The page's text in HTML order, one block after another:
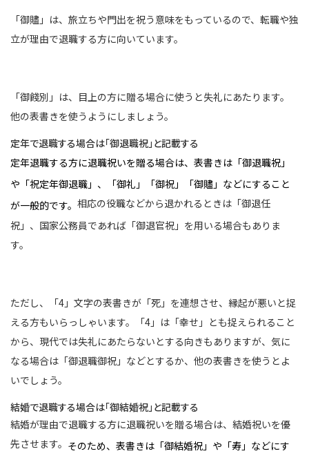
「御贐」は、旅立ちや門出を祝う意味をもっているので、転職や独
立が理由で退職する方に向いています。
「御餞別」は、目上の方に贈る場合に使うと失礼にあたります。
他の表書きを使うようにしましょう。
定年で退職する場合は「御退職祝」と記載する
定年退職する方に退職祝いを贈る場合は、表書きは「御退職祝」
や「祝定年御退職」、「御礼」「御祝」「御贐」などにすること
が一般的です。 相応の役職などから退かれるときは「御退任
祝」、国家公務員であれば「御退官祝」を用いる場合もありま
す。
ただし、「4」文字の表書きが「死」を連想させ、縁起が悪いと捉
える方もいらっしゃいます。「4」は「幸せ」とも捉えられること
から、現代では失礼にあたらないとする向きもありますが、気に
なる場合は「御退職御祝」などとするか、他の表書きを使うとよ
いでしょう。
結婚で退職する場合は「御結婚祝」と記載する
結婚が理由で退職する方に退職祝いを贈る場合は、結婚祝いを優
先させます。 そのため、表書きは「御結婚祝」や「寿」などにす